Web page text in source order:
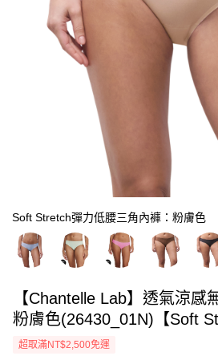
Soft Stretch彈力低腰三角內褲：粉膚色
【Chantelle Lab】透氣涼感
粉膚色(26430_01N)【Soft
超取滿NT$2,500免運